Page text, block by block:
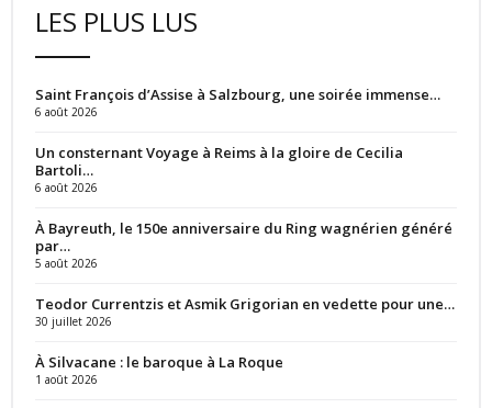
LES PLUS LUS
Saint François d’Assise à Salzbourg, une soirée immense…
6 août 2026
Un consternant Voyage à Reims à la gloire de Cecilia
Bartoli…
6 août 2026
À Bayreuth, le 150e anniversaire du Ring wagnérien généré
par…
5 août 2026
Teodor Currentzis et Asmik Grigorian en vedette pour une…
30 juillet 2026
À Silvacane : le baroque à La Roque
1 août 2026